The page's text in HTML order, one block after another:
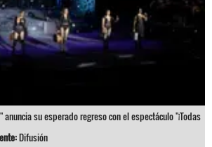
anuncia su esperado regreso con el espectáculo "¡Todas
Difusión